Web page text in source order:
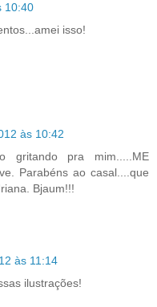
10:40
isso!
às 10:42
gritando pra mim.....ME
Parabéns ao casal....que
Bjaum!!!
às 11:14
ilustrações!